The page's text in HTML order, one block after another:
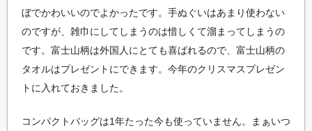
ぼでかわいいのでよかったです。手ぬぐいはあまり使わない
のですが、雑巾にしてしまうのは惜しくて溜まってしまうの
です。富士山柄は外国人にとても喜ばれるので、富士山柄の
タオルはプレゼントにできます。今年のクリスマスプレゼン
トに入れておきました。
コンパクトバッグは1年たった今も使っていません。まぁいつ